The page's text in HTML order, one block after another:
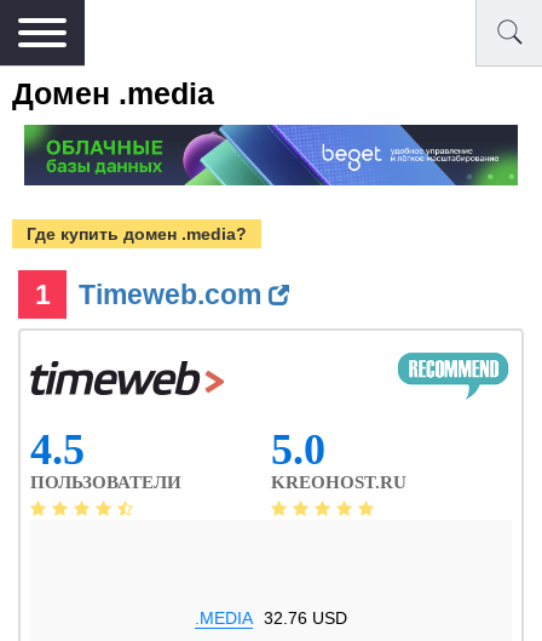
Домен .media
Где купить домен .media?
1 Timeweb.com
4.5
ПОЛЬЗОВАТЕЛИ
5.0
KREOHOST.RU
.MEDIA 32.76 USD